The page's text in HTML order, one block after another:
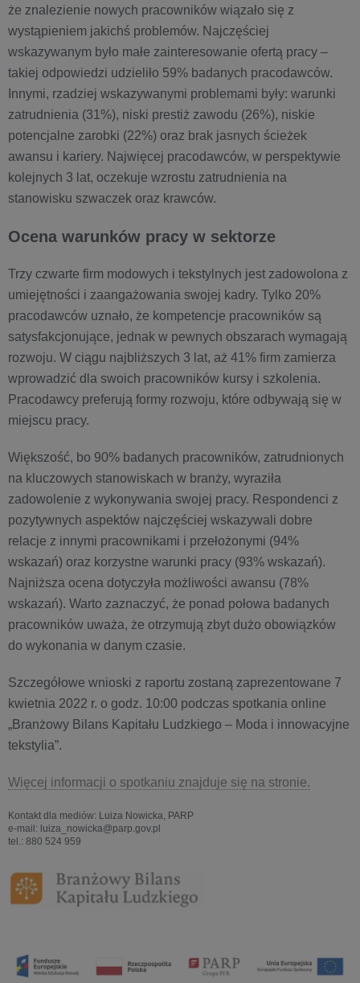
że znalezienie nowych pracowników wiązało się z
wystąpieniem jakichś problemów. Najczęściej
wskazywanym było małe zainteresowanie ofertą pracy –
takiej odpowiedzi udzieliło 59% badanych pracodawców.
Innymi, rzadziej wskazywanymi problemami były: warunki
zatrudnienia (31%), niski prestiż zawodu (26%), niskie
potencjalne zarobki (22%) oraz brak jasnych ścieżek
awansu i kariery. Najwięcej pracodawców, w perspektywie
kolejnych 3 lat, oczekuje wzrostu zatrudnienia na
stanowisku szwaczek oraz krawców.
Ocena warunków pracy w sektorze
Trzy czwarte firm modowych i tekstylnych jest zadowolona z
umiejętności i zaangażowania swojej kadry. Tylko 20%
pracodawców uznało, że kompetencje pracowników są
satysfakcjonujące, jednak w pewnych obszarach wymagają
rozwoju. W ciągu najbliższych 3 lat, aż 41% firm zamierza
wprowadzić dla swoich pracowników kursy i szkolenia.
Pracodawcy preferują formy rozwoju, które odbywają się w
miejscu pracy.
Większość, bo 90% badanych pracowników, zatrudnionych
na kluczowych stanowiskach w branży, wyraziła
zadowolenie z wykonywania swojej pracy. Respondenci z
pozytywnych aspektów najczęściej wskazywali dobre
relacje z innymi pracownikami i przełożonymi (94%
wskazań) oraz korzystne warunki pracy (93% wskazań).
Najniższa ocena dotyczyła możliwości awansu (78%
wskazań). Warto zaznaczyć, że ponad połowa badanych
pracowników uważa, że otrzymują zbyt dużo obowiązków
do wykonania w danym czasie.
Szczegółowe wnioski z raportu zostaną zaprezentowane 7
kwietnia 2022 r. o godz. 10:00 podczas spotkania online
„Branżowy Bilans Kapitału Ludzkiego – Moda i innowacyjne
tekstylia”.
Więcej informacji o spotkaniu znajduje się na stronie.
Kontakt dla mediów: Luiza Nowicka, PARP
e-mail: luiza_nowicka@parp.gov.pl
tel.: 880 524 959